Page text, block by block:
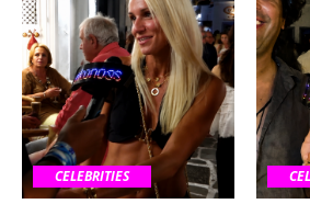
CELEBRITIES